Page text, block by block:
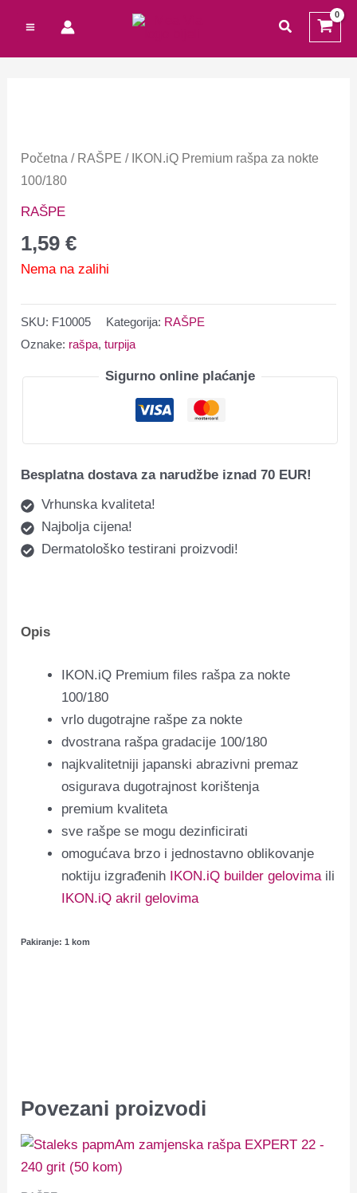
sadržaj
traži
Početna / RAŠPE / IKON.iQ Premium rašpa za nokte
100/180
RAŠPE
1,59€
Nema na zalihi
SKU: F10005 Kategorija: RAŠPE
Oznake: rašpa,turpija
Sigurno online plaćanje
Besplatna dostava za narudžbe iznad 70 EUR!
Vrhunska kvaliteta!
Najbolja cijena!
Dermatološko testirani proizvodi!
Opis
IKON.iQ Premium files rašpa za nokte
100/180
vrlo dugotrajne rašpe za nokte
dvostrana rašpa gradacije 100/180
najkvalitetniji japanski abrazivni premaz
osigurava dugotrajnost korištenja
premium kvaliteta
sve rašpe se mogu dezinficirati
omogućava brzo i jednostavno oblikovanje
noktiju izgrađenih IKON.iQ builder gelovimaili
IKON.iQ akril gelovima
Pakiranje: 1 kom
Povezani proizvodi
Total: